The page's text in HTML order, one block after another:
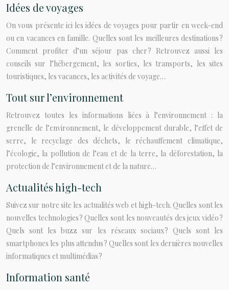
Idées de voyages
On vous présente ici les idées de voyages pour partir en week-end
ou en vacances en famille. Quelles sont les meilleures destinations ?
Comment profiter d’un séjour pas cher ? Retrouvez aussi les
conseils sur l’hébergement, les sorties, les transports, les sites
touristiques, les vacances, les activités de voyage…
Tout sur l’environnement
Retrouvez toutes les informations liées à l’environnement : la
grenelle de l’environnement, le développement durable, l’effet de
serre, le recyclage des déchets, le réchauffement climatique,
l’écologie, la pollution de l’eau et de la terre, la déforestation, la
protection de l’environnement et de la nature…
Actualités high-tech
Suivez sur notre site les actualités web et high-tech. Quelles sont les
nouvelles technologies ? Quelles sont les nouveautés des jeux vidéo ?
Quels sont les buzz sur les réseaux sociaux ? Quels sont les
smartphones les plus attendus ? Quelles sont les dernières nouvelles
informatiques et multimédias ?
Information santé